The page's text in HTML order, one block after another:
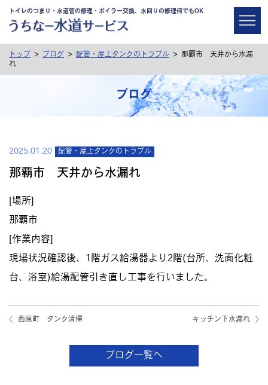
トイレのつまり・水道管の修理・ボイラー交換、水回りの修理何でもOK
トップ > ブログ > 配管・屋上タンクのトラブル > 那覇市 天井から水漏
れ
ブログ
2025.01.20 配管・屋上タンクのトラブル
那覇市 天井から水漏れ
[場所]
那覇市
[作業内容]
現場状況確認後、1階ガス給湯器より2階(台所、洗面化粧
台、浴室)給湯配管引き直し工事を行いました。
西原町 タンク清掃 キッチン下水漏れ
ブログ一覧へ